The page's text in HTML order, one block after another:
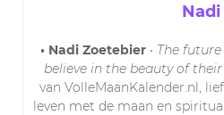
Nadi
• Nadi Zoetebier • The
believe in the beauty of
van VolleMaanKalender.nl,
leven met de maan en